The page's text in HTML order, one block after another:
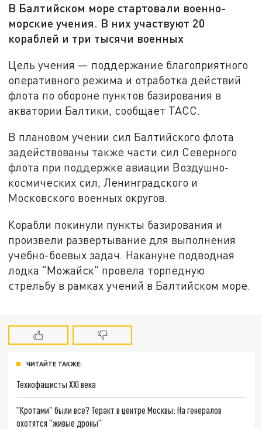
В Балтийском море стартовали военно-
морские учения. В них участвуют 20
кораблей и три тысячи военных
Цель учения — поддержание благоприятного
оперативного режима и отработка действий
флота по обороне пунктов базирования в
акватории Балтики, сообщает ТАСС.
В плановом учении сил Балтийского флота
задействованы также части сил Северного
флота при поддержке авиации Воздушно-
космических сил, Ленинградского и
Московского военных округов.
Корабли покинули пункты базирования и
произвели развертывание для выполнения
учебно-боевых задач. Накануне подводная
лодка "Можайск" провела торпедную
стрельбу в рамках учений в Балтийском море.
ЧИТАЙТЕ ТАКЖЕ:
Технофашисты XXI века
"Кротами" были все? Теракт в центре Москвы: На генералов
охотятся "живые дроны"